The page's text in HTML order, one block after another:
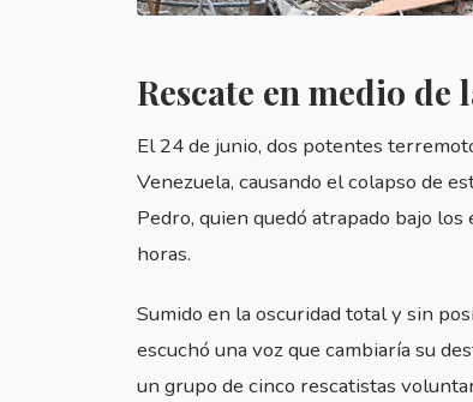
Rescate en medio de
El 24 de junio, dos potentes
Venezuela, causando el colapso de
Pedro, quien quedó atrapado bajo
horas.
Sumido en la oscuridad total y sin
escuchó una voz que cambiaría su
un grupo de cinco rescatistas